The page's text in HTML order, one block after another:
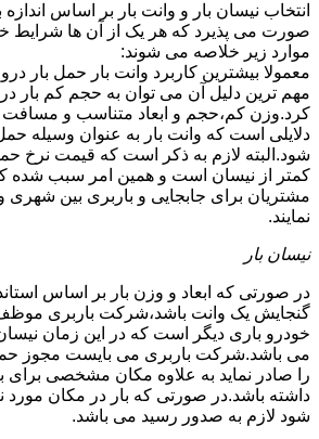
انتخاب نیسان بار و وانت بار بر اساس اندازه
صورت می پذیرد که هر یک از آن ها شرایط
موارد زیر خلاصه می شوند:
معمولا بیشترین کاربرد وانت بار حمل بار
مهم ترین دلیل آن می توان به حجم کم بار
کرد.وزن کم،حجم و ابعاد متناسب و مسافت
دلایلی است که وانت بار به عنوان وسیله
شود.البته لازم به ذکر است که قیمت نرخ
کمتر از نیسان است و همین امر سبب شده که
مشتریان برای جابجایی و باربری بین شهری
نمایند.
نیسان بار
در صورتی که ابعاد و وزن بار بر اساس
گنجایش یک وانت باشد،شرکت باربری موظف
خودرو باری دیگر است که در این زمان نیسان
می باشد.شرکت باربری می بایست مجوز حمل
را صادر نماید به علاوه مکان مشخصی برای
داشته باشد.در صورتی که بار در مکان
شود لازم به صدور رسید می باشد.